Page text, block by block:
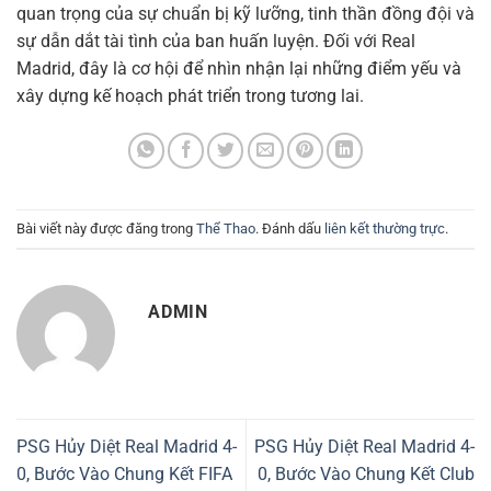
quan trọng của sự chuẩn bị kỹ lưỡng, tinh thần đồng đội và
sự dẫn dắt tài tình của ban huấn luyện. Đối với Real
Madrid, đây là cơ hội để nhìn nhận lại những điểm yếu và
xây dựng kế hoạch phát triển trong tương lai.
Bài viết này được đăng trong Thể Thao. Đánh dấu liên kết thường trực.
ADMIN
PSG Hủy Diệt Real Madrid 4-
0, Bước Vào Chung Kết FIFA
PSG Hủy Diệt Real Madrid 4-
0, Bước Vào Chung Kết Club